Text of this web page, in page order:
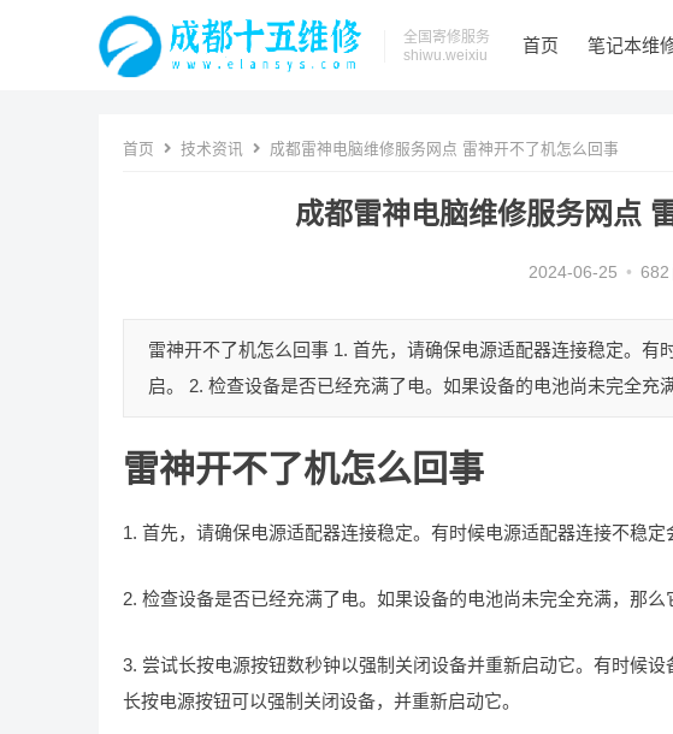
全国寄修服务
shiwu.weixiu
首页 笔记本维
首页 技术资讯 成都雷神电脑维修服务网点 雷神开不了机怎么回事
成都雷神电脑维修服务网点
2024-06-25 • 682
雷神开不了机怎么回事 1. 首先，请确保电源适配器连接稳定。
启。 2. 检查设备是否已经充满了电。如果设备的电池尚未完全充
雷神开不了机怎么回事
1. 首先，请确保电源适配器连接稳定。有时候电源适配器连接不稳定
2. 检查设备是否已经充满了电。如果设备的电池尚未完全充满，那么
3. 尝试长按电源按钮数秒钟以强制关闭设备并重新启动它。有时候
长按电源按钮可以强制关闭设备，并重新启动它。